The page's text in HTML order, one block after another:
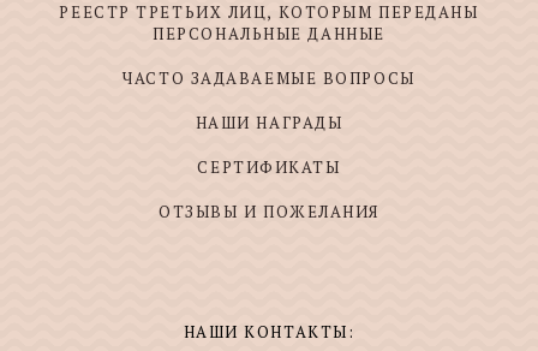
РЕЕСТР ТРЕТЬИХ ЛИЦ, КОТОРЫМ ПЕРЕДАНЫ
ПЕРСОНАЛЬНЫЕ ДАННЫЕ
ЧАСТО ЗАДАВАЕМЫЕ ВОПРОСЫ
НАШИ НАГРАДЫ
СЕРТИФИКАТЫ
ОТЗЫВЫ И ПОЖЕЛАНИЯ
НАШИ КОНТАКТЫ: